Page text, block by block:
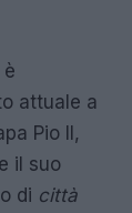
attuale a
Pio II,
il suo
di città